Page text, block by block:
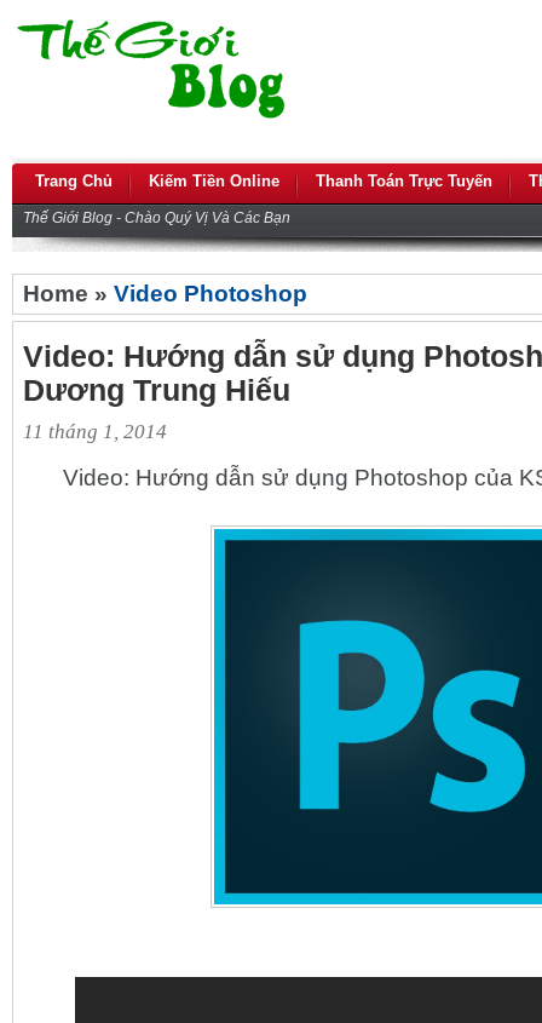
Trang Chủ Kiếm Tiền Online Thanh Toán Trực Tuyến
Thế Giới Blog - Chào Quý Vị Và Các Bạn
Home » Video Photoshop
Video: Hướng dẫn sử dụng
Dương Trung Hiếu
11 tháng 1, 2014
Video: Hướng dẫn sử dụng Photoshop của